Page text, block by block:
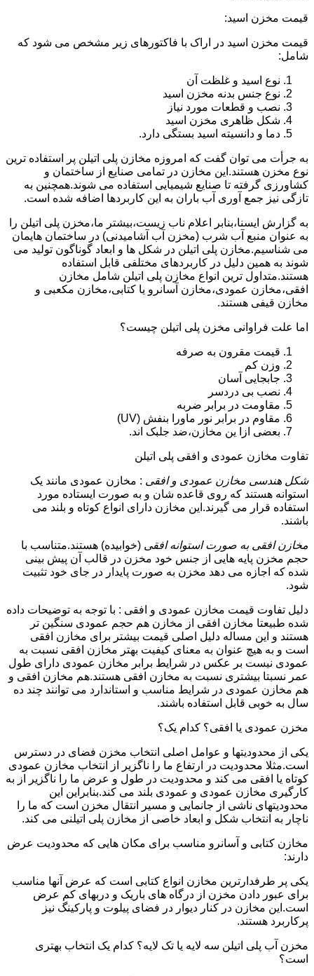
قیمت مخزن اسید:
قیمت مخزن اسید در اراک با فاکتورهای زیر مشخص می شود که
شامل:
نوع اسید و غلظت آن
نوع جنس بدنه مخزن اسید
نصب و قطعات مورد نیاز
شکل ظاهری مخزن اسید
دما و دانسیته اسید بستگی دارد.
به جرأت می توان گفت که امروزه مخازن پلی اتیلن پر استفاده ترین
نوع مخزن هستند.این مخازن در تمامی صنایع از ساختمان و
کشاورزی گرفته تا صنایع شیمیایی استفاده می شوند.همچنین به
تازگی نیز جمع آوری آب باران به این کاربردها اضافه شده است.
به گزارش ایسنا،بنابر اعلام ناب زیست،بیشتر ما،مخزن پلی اتیلن را
به عنوان منبع آب شرب (مخزن آب آشامیدنی) در ساختمان هایمان
می شناسیم.مخازن پلی اتیلن در شکل ها و ابعاد گوناگون تولید می
شوند به همین دلیل در کاربردهای مختلفی قابل استفاده
هستند.متداول ترین انواع مخازن پلی اتیلن شامل مخازن
افقی،مخازن عمودی،مخازن آسانرو یا کتابی،مخازن مکعبی و
مخازن قیفی هستند.
اما علت فراوانی مخزن پلی اتیلن چیست؟
قیمت مقرون به صرفه
وزن کم
جابجایی آسان
نصب بی دردسر
مقاومت در برابر ضربه
مقاوم در برابر نور ماورا بنفش (UV)
بعضی ازا ین مخازن،ضد جلبک اند.
تفاوت مخازن عمودی و افقی پلی اتیلن
شکل هندسی مخازن عمودی و افقی : مخازن عمودی مانند یک
استوانه هستند که روی قاعده شان و به صورت ایستاده مورد
استفاده قرار می گیرند.این مخازن دارای انواع کوتاه و بلند می
باشند.
مخازن افقی به صورت استوانه افقی (خوابیده) هستند.متناسب با
حجم مخزن پایه هایی از جنس خود مخزن در قالب آن پیش بینی
شده که اجازه می دهد مخزن به صورت پایدار در جای خود تثبیت
شود.
دلیل تفاوت قیمت مخازن عمودی و افقی : با توجه به توضیحات داده
شده طبیعتا مخازن افقی از مخازن هم حجم عمودی سنگین تر
هستند و این مساله دلیل اصلی قیمت بیشتر برای مخازن افقی
است و به هیچ عنوان به معنای کیفیت بهتر مخازن افقی نسبت به
عمودی نیست بر عکس در شرایط برابر مخازن عمودی دارای طول
عمر نسبتا بیشتری نسبت به مخازن افقی هستند.هم مخازن افقی و
هم مخازن عمودی در شرایط مناسب و استاندارد می توانند چند ده
سال به خوبی قابل استفاده باشند.
مخزن عمودی یا افقی؟ کدام یک؟
یکی از محدودیتها و عوامل اصلی انتخاب مخزن فضای در دسترس
است.مثلا محدودیت در ارتفاع ما را ناگزیر از انتخاب مخازن عمودی
کوتاه یا افقی می کند و محدودیت در طول و عرض ما را ناگزیر از به
کارگیری مخازن عمودی و عمودی بلند می کند.بنابراین این
محدودیتهای ناشی از جانمایی و مسیر انتقال مخزن است که ما را
ناچار به انتخاب شکل و ابعاد خاصی از مخازن پلی اتیلنی می کند.
مخازن کتابی و آسانرو مناسب برای مکان هایی که محدودیت عرض
دارند:
یکی پر طرفدارترین مخازن انواع کتابی است که عرض آنها مناسب
برای عبور دادن مخزن از درگاه های باریک و دربهای کم عرض
است.این مخازن در کنار دیوار در فضای پیلوت و پارکینگ نیز
پرکاربرد هستند.
مخزن آب پلی اتیلن سه لایه یا تک لایه؟ کدام یک انتخاب بهتری
است؟